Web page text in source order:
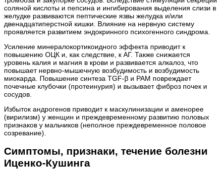
соляной кислоты и пепсина и ингибирования выделения слизи в
желудке развиваются пептические язвы желудка и/или
двенадцатиперстной кишки. Влияние на нервную систему
проявляется развитием эндокринного психогенного синдрома.
Усиление минералокортикоидного эффекта приводит к
повышению ОЦК и, как следствие, к АГ. Также снижается
уровень калия и магния в крови и развивается алкалоз, что
повышает нервно-мышечную возбудимость и возбудимость
миокарда. Повышение синтеза TGF-β и РАМ повреждает
почечные клубочки (протеинурия) и вызывает фиброз почек и
сосудов.
Избыток андрогенов приводит к маскулинизации и аменорее
(вирилизм) у женщин и преждевременному развитию половых
признаков у мальчиков (неполное преждевременное половое
созревание).
Симптомы, признаки, течение болезни
Иценко-Кушинга